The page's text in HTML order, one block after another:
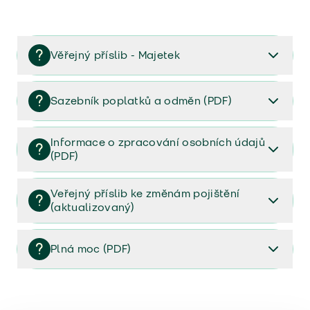
Věřejný příslib - Majetek
Věřejný příslib majetek 2023
Sazebník poplatků a odměn (PDF)
Sazebník poplatků a odměn (PDF)
Informace o zpracování osobních údajů
(PDF)
Informace o zpracování osobních údajů (PDF)
Veřejný příslib ke změnám pojištění
(aktualizovaný)
Veřejný příslib ke změnám pojištění (aktualizovaný)
Plná moc (PDF)